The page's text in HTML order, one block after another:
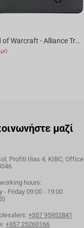
Jinx World of Warcraft - Alliance Travel Card Wallet
μαζί
Profiti Ilias 4, KIBC, Office
hours:
- Friday 09:00 - 19:00
+357 95952841
+357 25260166